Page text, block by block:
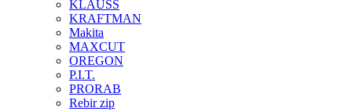
KLAUSS
KRAFTMAN
Makita
MAXCUT
OREGON
P.I.T.
PRORAB
Rebir zip